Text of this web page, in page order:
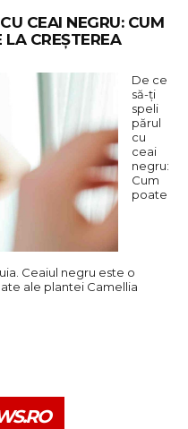
CEAI NEGRU: CUM
CREȘTEREA
De ce
să-ți
speli
părul
cu
ceai
negru:
Cum
poate
Ceaiul negru este o
ale plantei Camellia